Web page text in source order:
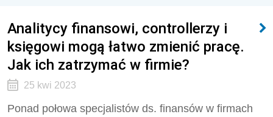
Analitycy finansowi, controllerzy i
księgowi mogą łatwo zmienić pracę.
Jak ich zatrzymać w firmie?
25 kwi 2023
Ponad połowa specjalistów ds. finansów w firmach